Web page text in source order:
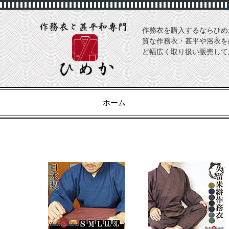
作務衣を購入するならひ
質な作務衣・甚平や浴衣
ど幅広く取り扱い販売し
ホーム